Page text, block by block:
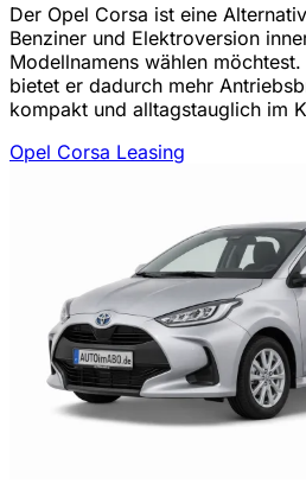
Der Opel Corsa ist eine
Benziner und Elektroversion
Modellnamens wählen
bietet er dadurch mehr
kompakt und alltagstauglich im
Opel Corsa Leasing